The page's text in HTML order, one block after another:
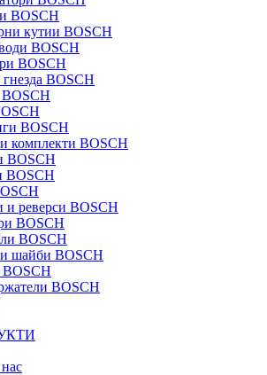
BOSCH
кутии BOSCH
BOSCH
BOSCH
BOSCH
BOSCH
комплекти BOSCH
BOSCH
BOSCH
и реверси BOSCH
BOSCH
BOSCH
шайби BOSCH
BOSCH
BOSCH